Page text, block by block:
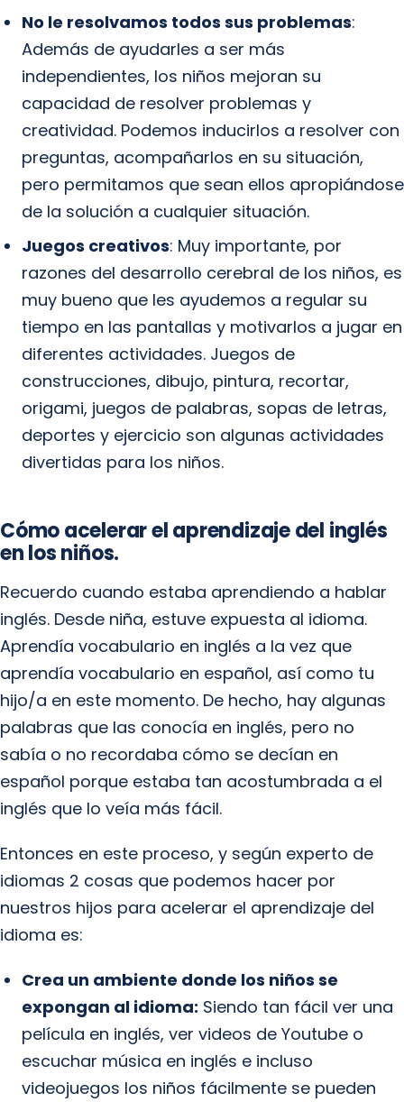
No le resolvamos todos sus problemas:
Además de ayudarles a ser más
independientes, los niños mejoran su
capacidad de resolver problemas y
creatividad. Podemos inducirlos a resolver con
preguntas, acompañarlos en su situación,
pero permitamos que sean ellos apropiándose
de la solución a cualquier situación.
Juegos creativos: Muy importante, por
razones del desarrollo cerebral de los niños, es
muy bueno que les ayudemos a regular su
tiempo en las pantallas y motivarlos a jugar en
diferentes actividades. Juegos de
construcciones, dibujo, pintura, recortar,
origami, juegos de palabras, sopas de letras,
deportes y ejercicio son algunas actividades
divertidas para los niños.
Cómo acelerar el aprendizaje del inglés
en los niños.
Recuerdo cuando estaba aprendiendo a hablar
inglés. Desde niña, estuve expuesta al idioma.
Aprendía vocabulario en inglés a la vez que
aprendía vocabulario en español, así como tu
hijo/a en este momento. De hecho, hay algunas
palabras que las conocía en inglés, pero no
sabía o no recordaba cómo se decían en
español porque estaba tan acostumbrada a el
inglés que lo veía más fácil.
Entonces en este proceso, y según experto de
idiomas 2 cosas que podemos hacer por
nuestros hijos para acelerar el aprendizaje del
idioma es:
Crea un ambiente donde los niños se
expongan al idioma: Siendo tan fácil ver una
película en inglés, ver videos de Youtube o
escuchar música en inglés e incluso
videojuegos los niños fácilmente se pueden